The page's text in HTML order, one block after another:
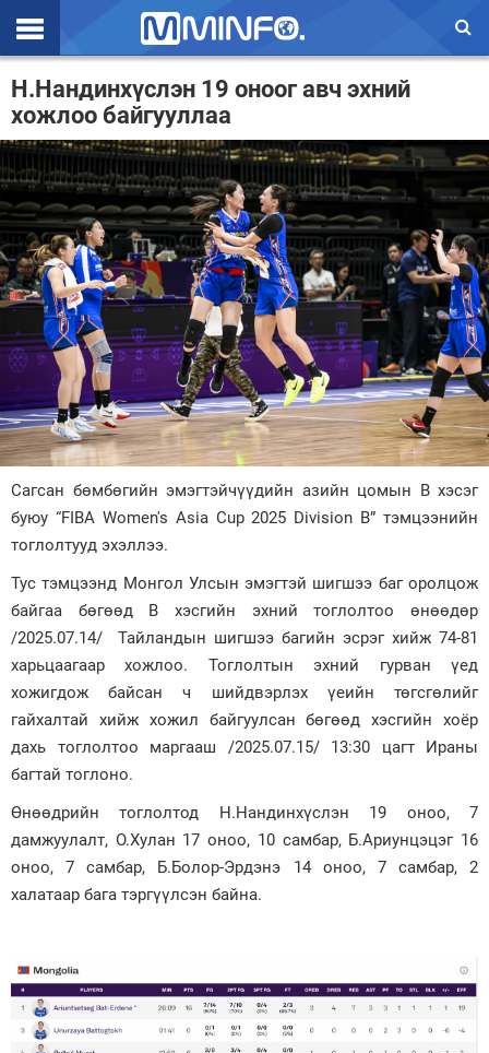
Эхлэл
Цаг агаар
Валют ханш
Улс төр
Эдийн засаг
Үзэл бодол
Спорт
Нийгэм
Дэлхий
Зурхай
Н.Нандинхүслэн 19 оноог авч эхний
хожлоо байгууллаа
Сагсан бөмбөгийн эмэгтэйчүүдийн азийн цомын В хэсэг
буюу “FIBA Women's Asia Cup 2025 Division B” тэмцээнийн
тоглолтууд эхэллээ.
Тус тэмцээнд Монгол Улсын эмэгтэй шигшээ баг оролцож
байгаа бөгөөд В хэсгийн эхний тоглолтоо өнөөдөр
/2025.07.14/ Тайландын шигшээ багийн эсрэг хийж 74-81
харьцаагаар хожлоо. Тоглолтын эхний гурван үед
хожигдож байсан ч шийдвэрлэх үеийн төгсгөлийг
гайхалтай хийж хожил байгуулсан бөгөөд хэсгийн хоёр
дахь тоглолтоо маргааш /2025.07.15/ 13:30 цагт Ираны
багтай тоглоно.
Өнөөдрийн тоглолтод Н.Нандинхүслэн 19 оноо, 7
дамжуулалт, О.Хулан 17 оноо, 10 самбар, Б.Ариунцэцэг 16
оноо, 7 самбар, Б.Болор-Эрдэнэ 14 оноо, 7 самбар, 2
халатаар бага тэргүүлсэн байна.